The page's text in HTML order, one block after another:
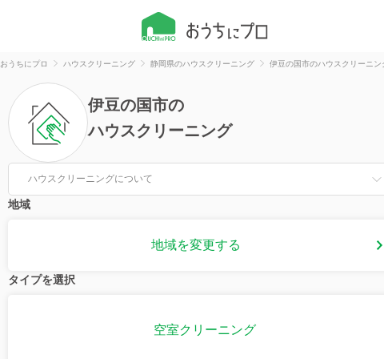
おうちにプロ ハウスクリーニング 静岡県のハウスクリーニング 伊豆の国市のハウスクリーニン
伊豆の国市の
ハウスクリーニング
ハウスクリーニングについて
地域
地域を変更する
タイプを選択
空室クリーニング